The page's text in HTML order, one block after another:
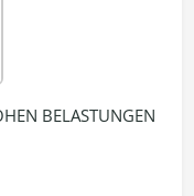
BELASTUNGEN